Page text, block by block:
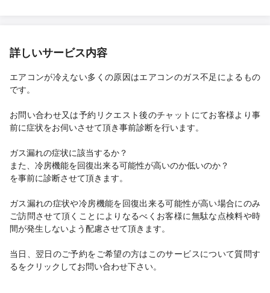
メーカーさんも教えて下さった内容をお伝えしたところ保証対象
ですと意見を変えて対応してしてくれました。 きっとこちらに頼
んでいなかったらメーカーさんに言われるがまま高い修理費を払
っていたと思います。 またエアコンのガス漏れ等のトラブルがあ
った際はこちらにお願いしようと思います。 本日はありがとうご
ざいました。
詳しいサービス内容
エアコンが冷えない多くの原因はエアコンのガス不足によるもの
です。
お問い合わせ又は予約リクエスト後のチャットにてお客様より事
前に症状をお伺いさせて頂き事前診断を行います。
ガス漏れの症状に該当するか？
また、冷房機能を回復出来る可能性が高いのか低いのか？
を事前に診断させて頂きます。
ガス漏れの症状や冷房機能を回復出来る可能性が高い場合にのみ
ご訪問させて頂くことによりなるべくお客様に無駄な点検料や時
間が発生しないよう配慮させて頂きます。
当日、翌日のご予約をご希望の方はこのサービスについて質問す
るをクリックしてお問い合わせ下さい。